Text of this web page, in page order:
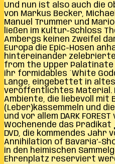
Und nun ist also auch die
von Markus Becker,
Manuel Trummer und Mario
ließen im Kultur-Schloss
Ambergs keinen Zweifel
Europa die Epic-Hosen
hintereinander
from the Upper Palatinate
ihr formidables ´White
Länge, eingebettet in
veröffentlichtes Material.
Ambiente, die liebevoll
(Leber)kässemmeln und die
und vor allem DARK
Wochenende das Prädikat
DVD, die kommendes Jahr
Annihilation of Bavaria’-
in den heimischen
Ehrenplatz reserviert